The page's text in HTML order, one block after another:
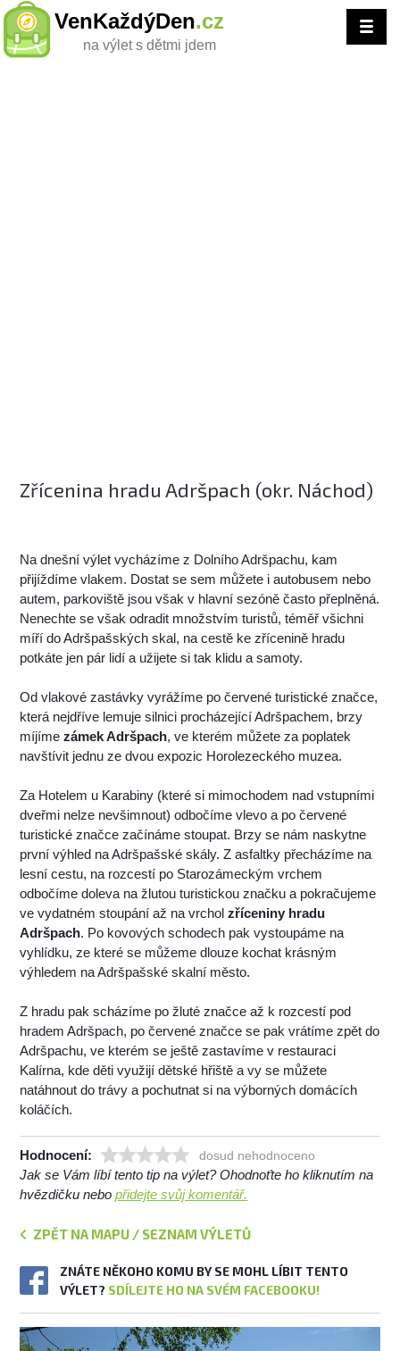
VenKaždýDen.cz
na výlet s dětmi jdem
Zřícenina hradu Adršpach (okr. Náchod)
Na dnešní výlet vycházíme z Dolního Adršpachu, kam
přijíždíme vlakem. Dostat se sem můžete i autobusem nebo
autem, parkoviště jsou však v hlavní sezóně často přeplněná.
Nenechte se však odradit množstvím turistů, téměř všichni
míří do Adršpašských skal, na cestě ke zřícenině hradu
potkáte jen pár lidí a užijete si tak klidu a samoty.
Od vlakové zastávky vyrážíme po červené turistické značce,
která nejdříve lemuje silnici procházející Adršpachem, brzy
míjímezámek Adršpach, ve kterém můžete za poplatek
navštívit jednu ze dvou expozic Horolezeckého muzea.
Za Hotelem u Karabiny (které si mimochodem nad vstupními
dveřmi nelze nevšimnout) odbočíme vlevo a po červené
turistické značce začínáme stoupat. Brzy se nám naskytne
první výhled na Adršpašské skály. Z asfaltky přecházíme na
lesní cestu, na rozcestí po Starozámeckým vrchem
odbočíme doleva na žlutou turistickou značku a pokračujeme
ve vydatném stoupání až na vrcholzříceniny hradu
Adršpach. Po kovových schodech pak vystoupáme na
vyhlídku, ze které se můžeme dlouze kochat krásným
výhledem na Adršpašské skalní město.
Z hradu pak scházíme po žluté značce až k rozcestí pod
hradem Adršpach, po červené značce se pak vrátíme zpět do
Adršpachu, ve kterém se ještě zastavíme v restauraci
Kalírna, kde děti využijí dětské hřiště a vy se můžete
natáhnout do trávy a pochutnat si na výborných domácích
koláčích.
Hodnocení: dosud nehodnoceno
Jak se Vám líbí tento tip na výlet? Ohodnoťte ho kliknutím na
hvězdičku nebopřidejte svůj komentář.
ZPĚT NA MAPU / SEZNAM VÝLETŮ
ZNÁTE NĚKOHO KOMU BY SE MOHL LÍBIT TENTO
VÝLET? SDÍLEJTE HO NA SVÉM FACEBOOKU!